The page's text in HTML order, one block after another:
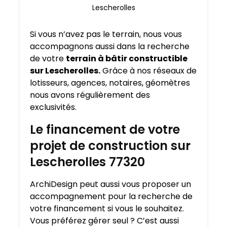
Lescherolles
Si vous n’avez pas le terrain, nous vous
accompagnons aussi dans la recherche
de votre terrain à bâtir constructible
sur Lescherolles.Grâce à nos réseaux de
lotisseurs, agences, notaires, géomètres
nous avons régulièrement des
exclusivités.
Le financement de votre
projet de construction sur
Lescherolles 77320
ArchiDesign peut aussi vous proposer un
accompagnement pour la recherche de
votre financement si vous le souhaitez.
Vous préférez gérer seul ? C’est aussi